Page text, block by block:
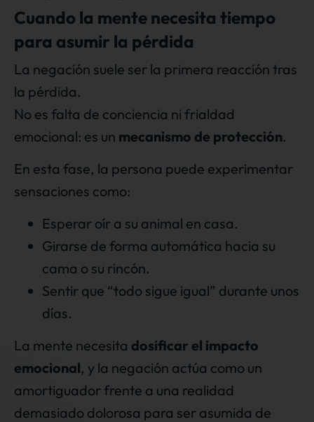
Cuando la mente necesita tiempo
para asumir la pérdida
La negación suele ser la primera reacción tras
la pérdida.
No es falta de conciencia ni frialdad
emocional: es un mecanismo de protección.
En esta fase, la persona puede experimentar
sensaciones como:
Esperar oír a su animal en casa.
Girarse de forma automática hacia su
cama o su rincón.
Sentir que “todo sigue igual” durante unos
días.
La mente necesita dosificar el impacto
emocional, y la negación actúa como un
amortiguador frente a una realidad
demasiado dolorosa para ser asumida de